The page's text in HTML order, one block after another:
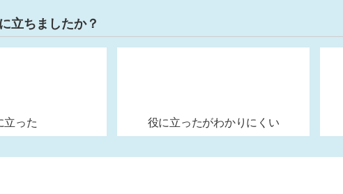
立ちましたか？
立った 役に立ったがわかりにくい